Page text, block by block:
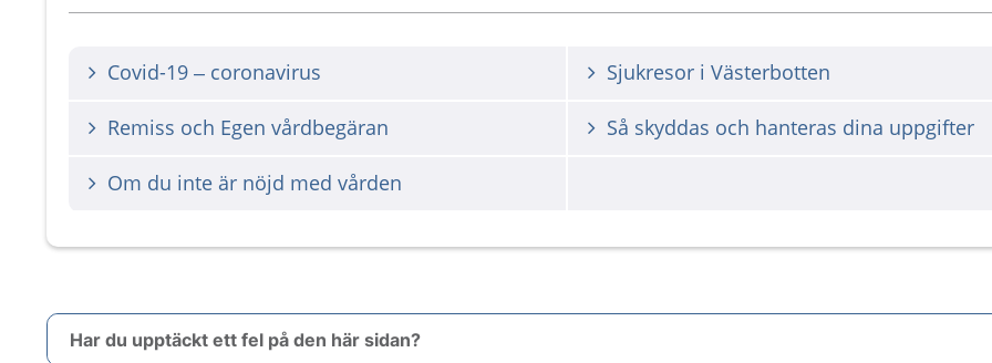
Covid-19 – coronavirus Sjukresor i Västerbotten
Remiss och Egen vårdbegäran Så skyddas och hanteras dina uppgifter
Om du inte är nöjd med vården
Har du upptäckt ett fel på den här sidan?